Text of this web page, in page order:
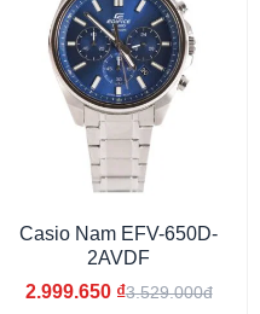
Kính Sapphire
Casio Nam EFV-650D-
2AVDF
2.999.650 ₫3.529.000đ